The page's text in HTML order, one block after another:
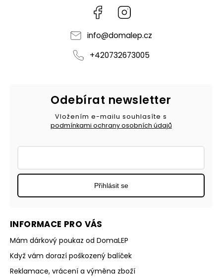
Facebook
info@domalep.cz
+420732673005
INFORMACE PRO VÁS
Mám dárkový poukaz od DomaLEP
Když vám dorazí poškozený balíček
Reklamace, vrácení a výměna zboží
Odebírat newsletter
Vložením e-mailu souhlasíte s
podmínkami ochrany osobních údajů
Přihlásit se